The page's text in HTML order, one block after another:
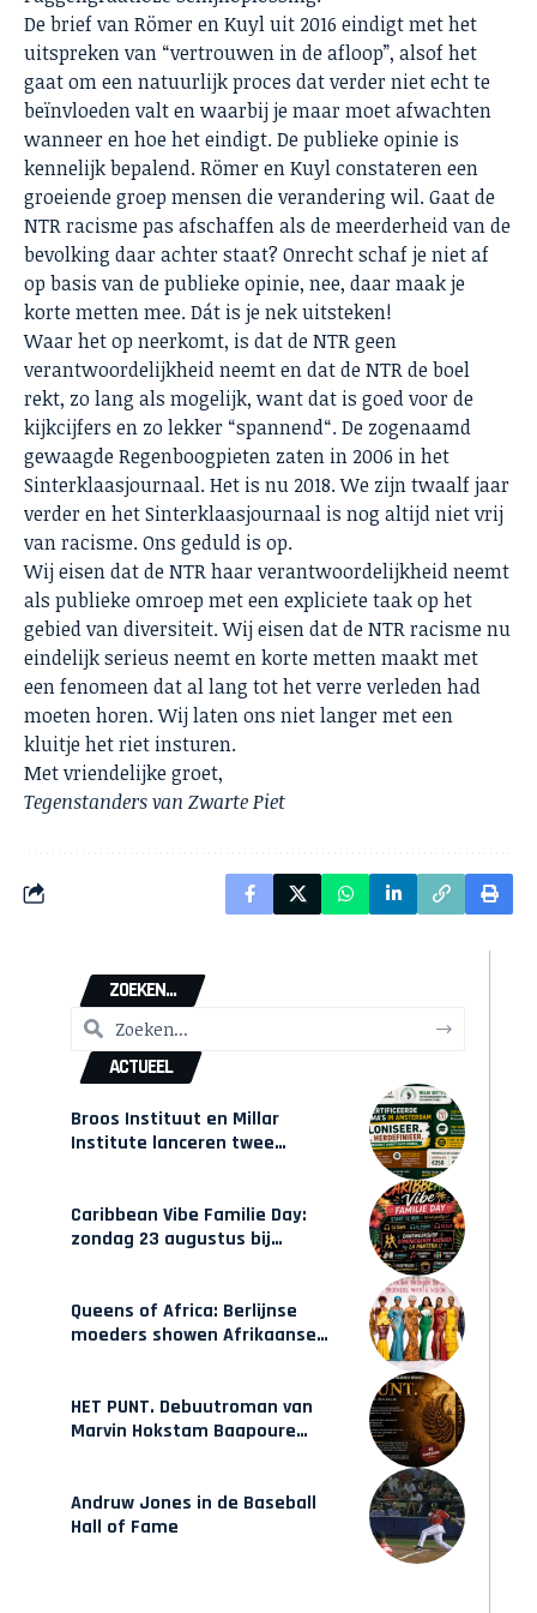
De brief van Römer en Kuyl uit 2016 eindigt met het
uitspreken van “vertrouwen in de afloop”, alsof het
gaat om een natuurlijk proces dat verder niet echt te
beïnvloeden valt en waarbij je maar moet afwachten
wanneer en hoe het eindigt. De publieke opinie is
kennelijk bepalend. Römer en Kuyl constateren een
groeiende groep mensen die verandering wil. Gaat de
NTR racisme pas afschaffen als de meerderheid van de
bevolking daar achter staat? Onrecht schaf je niet af
op basis van de publieke opinie, nee, daar maak je
korte metten mee. Dát is je nek uitsteken!
Waar het op neerkomt, is dat de NTR geen
verantwoordelijkheid neemt en dat de NTR de boel
rekt, zo lang als mogelijk, want dat is goed voor de
kijkcijfers en zo lekker “spannend“. De zogenaamd
gewaagde Regenboogpieten zaten in 2006 in het
Sinterklaasjournaal. Het is nu 2018. We zijn twaalf jaar
verder en het Sinterklaasjournaal is nog altijd niet vrij
van racisme. Ons geduld is op.
Wij eisen dat de NTR haar verantwoordelijkheid neemt
als publieke omroep met een expliciete taak op het
gebied van diversiteit. Wij eisen dat de NTR racisme nu
eindelijk serieus neemt en korte metten maakt met
een fenomeen dat al lang tot het verre verleden had
moeten horen. Wij laten ons niet langer met een
kluitje het riet insturen.
Met vriendelijke groet,
Tegenstanders van Zwarte Piet
ZOEKEN...
ACTUEEL
Broos Instituut en Millar
Institute lanceren twee
Caribbean Vibe Familie Day:
zondag 23 augustus bij
Queens of Africa: Berlijnse
moeders showen Afrikaanse
HET PUNT. Debuutroman van
Marvin Hokstam Baapoure
Andruw Jones in de Baseball
Hall of Fame